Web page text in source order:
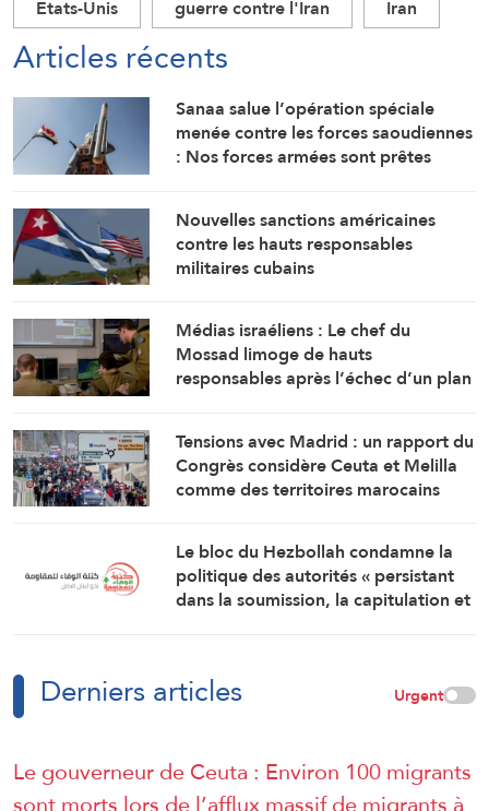
Etats-Unis guerre contre l'Iran Iran
Articles récents
Sanaa salue l’opération spéciale
menée contre les forces saoudiennes
: Nos forces armées sont prêtes
Nouvelles sanctions américaines
contre les hauts responsables
militaires cubains
Médias israéliens : Le chef du
Mossad limoge de hauts
responsables après l’échec d’un plan
Tensions avec Madrid : un rapport du
Congrès considère Ceuta et Melilla
comme des territoires marocains
Le bloc du Hezbollah condamne la
politique des autorités « persistant
dans la soumission, la capitulation et
Derniers articles Urgent
Le gouverneur de Ceuta : Environ 100 migrants